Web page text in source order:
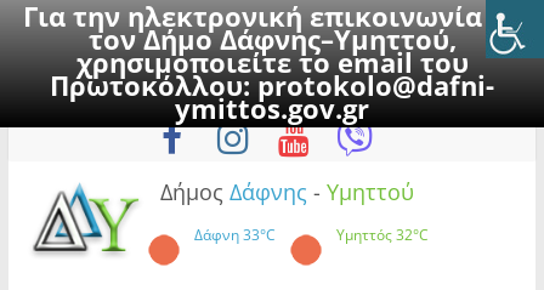
Για την ηλεκτρονική επικοινωνία με
τον Δήμο Δάφνης–Υμηττού,
χρησιμοποιείτε το email του
Πρωτοκόλλου:protokolo@dafni-
ymittos.gov.gr
to
Κυριακή, 9 Αυγούστου 2026
Δήμος Δάφνης - Υμηττού
Δάφνη33°C Υμηττός32°C